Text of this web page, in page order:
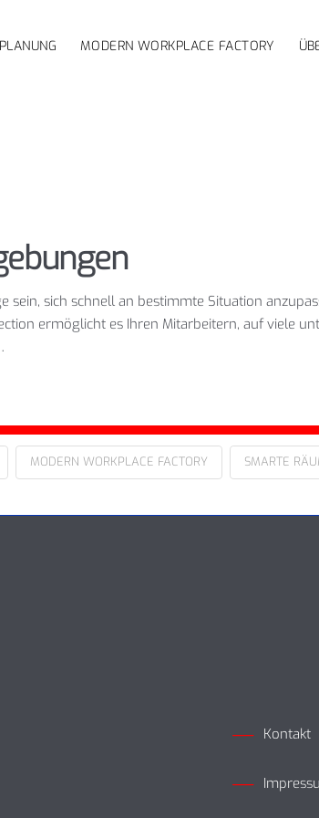
MODERN WORKPLACE FACTORY
sein, sich schnell an bestimmte Situation
ermöglicht es Ihren Mitarbeitern, auf viele
MODERN WORKPLACE FACTORY SMARTE
Kontakt